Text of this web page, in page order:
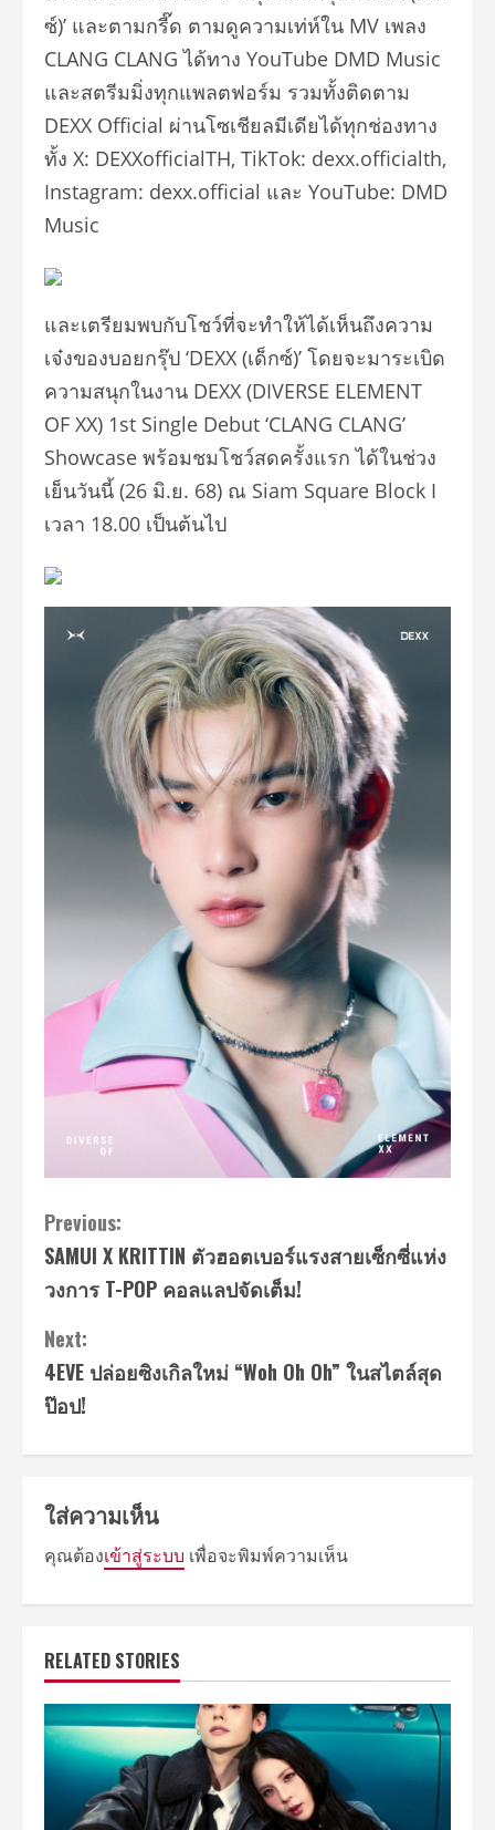
ซ์)’ และตามกรี๊ด ตามดูความเท่ห์ใน MV เพลง
CLANG CLANG ได้ทาง YouTube DMD Music
และสตรีมมิ่งทุกแพลตฟอร์ม รวมทั้งติดตาม
DEXX Official ผ่านโซเชียลมีเดียได้ทุกช่องทาง
ทั้ง X: DEXXofficialTH, TikTok: dexx.officialth,
Instagram: dexx.official และ YouTube: DMD
Music
และเตรียมพบกับโชว์ที่จะทำให้ได้เห็นถึงความ
เจ๋งของบอยกรุ๊ป ‘DEXX (เด็กซ์)’ โดยจะมาระเบิด
ความสนุกในงาน DEXX (DIVERSE ELEMENT
OF XX) 1st Single Debut ‘CLANG CLANG’
Showcase พร้อมชมโชว์สดครั้งแรก ได้ในช่วง
เย็นวันนี้ (26 มิ.ย. 68) ณ Siam Square Block I
เวลา 18.00 เป็นต้นไป
Continue
Reading
Previous:
SAMUI X KRITTIN ตัวฮอตเบอร์แรงสายเซ็กซี่แห่ง
วงการ T-POP คอลแลปจัดเต็ม!
Next:
4EVE ปล่อยซิงเกิลใหม่ “Woh Oh Oh” ในสไตล์สุด
ป๊อป!
ใส่ความเห็น
คุณต้องเข้าสู่ระบบ เพื่อจะพิมพ์ความเห็น
RELATED STORIES